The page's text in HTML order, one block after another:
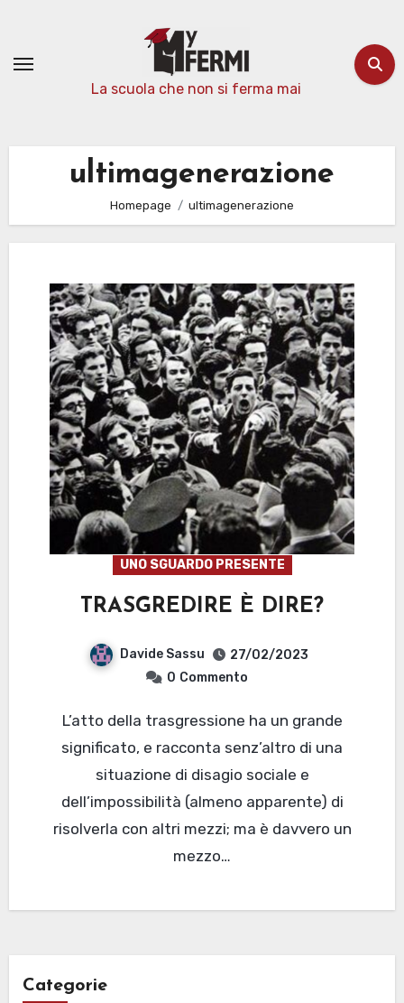
contenuto
La scuola che non si ferma mai
ultimagenerazione
Homepage ultimagenerazione
UNO SGUARDO PRESENTE
TRASGREDIRE È DIRE?
Davide Sassu
27/02/2023
0 Commento
L’atto della trasgressione ha un grande
significato, e racconta senz’altro di una
situazione di disagio sociale e
dell’impossibilità (almeno apparente) di
risolverla con altri mezzi; ma è davvero un
mezzo…
Categorie